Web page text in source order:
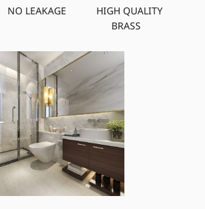
NO LEAKAGE
HIGH QUALITY
BRASS